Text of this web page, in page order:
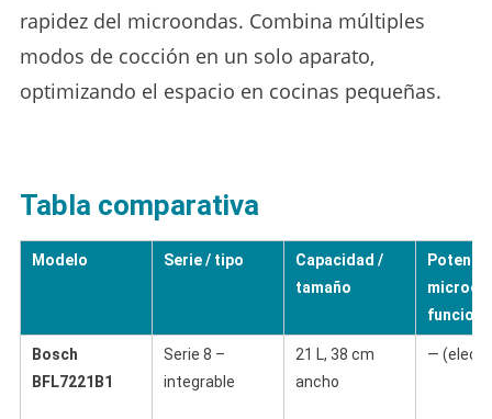
rapidez del microondas. Combina múltiples
modos de cocción en un solo aparato,
optimizando el espacio en cocinas pequeñas.
Tabla comparativa
Modelo Serie / tipo
Capacidad /
tamaño
Potencia
Bosch
BFL7221B1
Serie 8 –
integrable
21 L, 38 cm
ancho
—